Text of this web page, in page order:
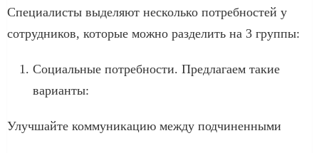
Специалисты выделяют несколько потребностей у
сотрудников, которые можно разделить на 3 группы:
Социальные потребности. Предлагаем такие
варианты:
Улучшайте коммуникацию между подчиненными